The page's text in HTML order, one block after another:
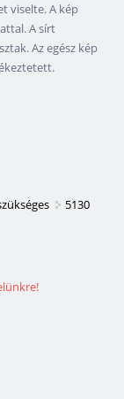
viselte. A kép
A sírt
Az egész kép
5130